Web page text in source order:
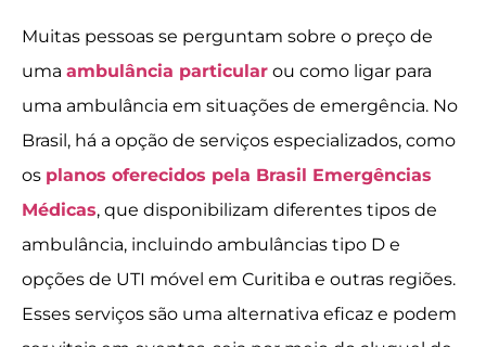
Muitas pessoas se perguntam sobre o preço de
uma ambulância particular ou como ligar para
uma ambulância em situações de emergência. No
Brasil, há a opção de serviços especializados, como
os planos oferecidos pela Brasil Emergências
Médicas, que disponibilizam diferentes tipos de
ambulância, incluindo ambulâncias tipo D e
opções de UTI móvel em Curitiba e outras regiões.
Esses serviços são uma alternativa eficaz e podem